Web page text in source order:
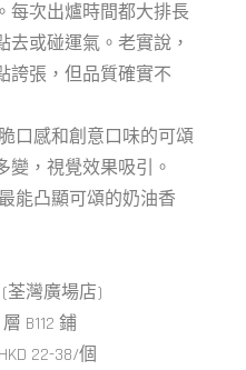
每次出爐時間都大排長
或碰運氣。老實說，
誇張，但品質確實不
口感和創意口味的可頌
變，視覺效果吸引。
能凸顯可頌的奶油香
荃灣廣場店)
B112 鋪
22-38/個